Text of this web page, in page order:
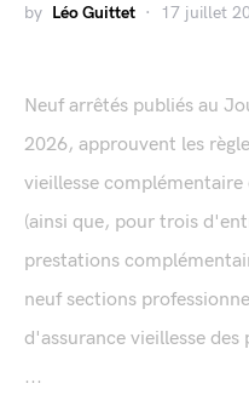
by Léo Guittet 17 juillet
Neuf arrêtés publiés au
2026, approuvent les
vieillesse
(ainsi que, pour trois
prestations
neuf sections
d'assurance vieillesse des
...